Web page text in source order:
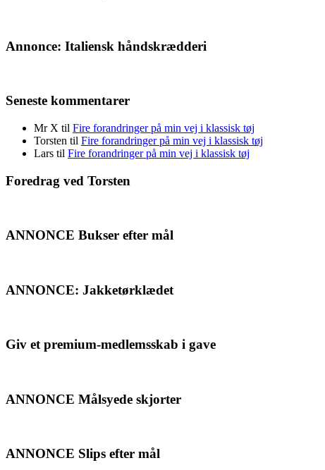
Annonce: Italiensk håndskrædderi
Seneste kommentarer
Mr X til Fire forandringer på min vej i klassisk tøj
Torsten til Fire forandringer på min vej i klassisk tøj
Lars til Fire forandringer på min vej i klassisk tøj
Foredrag ved Torsten
ANNONCE Bukser efter mål
ANNONCE: Jakketørklædet
Giv et premium-medlemsskab i gave
ANNONCE Målsyede skjorter
ANNONCE Slips efter mål